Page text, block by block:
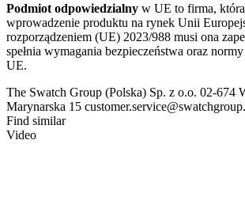
Podmiot odpowiedzialny w UE to firma,
wprowadzenie produktu na rynek Unii
rozporządzeniem (UE) 2023/988 musi ona
spełnia wymagania bezpieczeństwa oraz
UE.
The Swatch Group (Polska) Sp. z o.o. 02-674
Marynarska 15
Find similar
Video